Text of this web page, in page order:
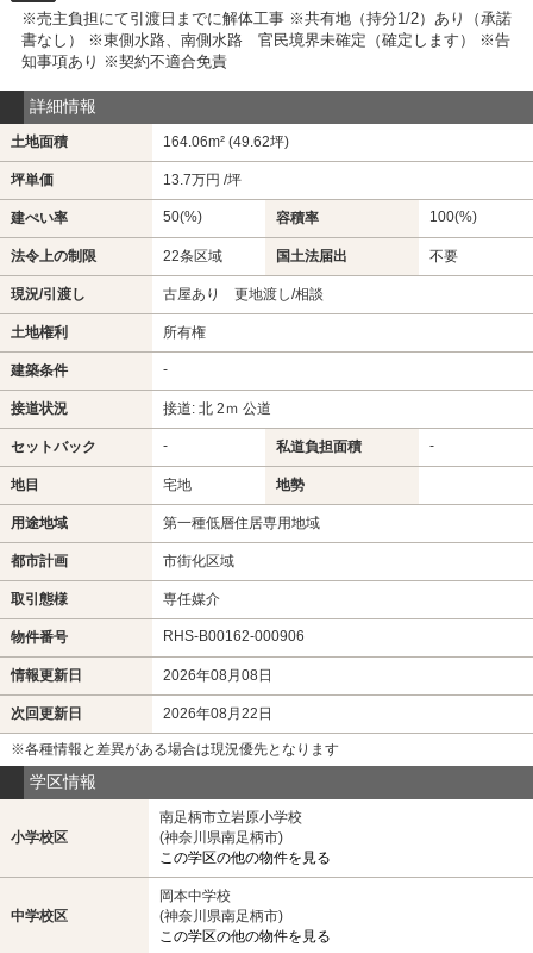
※売主負担にて引渡日までに解体工事 ※共有地（持分1/2）あり（承諾
書なし） ※東側水路、南側水路 官民境界未確定（確定します） ※告
知事項あり ※契約不適合免責
詳細情報
土地面積 164.06m² (49.62坪)
坪単価 13.7万円 /坪
建ぺい率 50(%) 容積率 100(%)
法令上の制限 22条区域 国土法届出 不要
現況/引渡し 古屋あり 更地渡し/相談
土地権利 所有権
建築条件 -
接道状況 接道: 北 2ｍ 公道
セットバック - 私道負担面積 -
地目 宅地 地勢
用途地域 第一種低層住居専用地域
都市計画 市街化区域
取引態様 専任媒介
物件番号 RHS-B00162-000906
情報更新日 2026年08月08日
次回更新日 2026年08月22日
※各種情報と差異がある場合は現況優先となります
学区情報
小学校区
南足柄市立岩原小学校
(神奈川県南足柄市)
この学区の他の物件を見る
中学校区
岡本中学校
(神奈川県南足柄市)
この学区の他の物件を見る